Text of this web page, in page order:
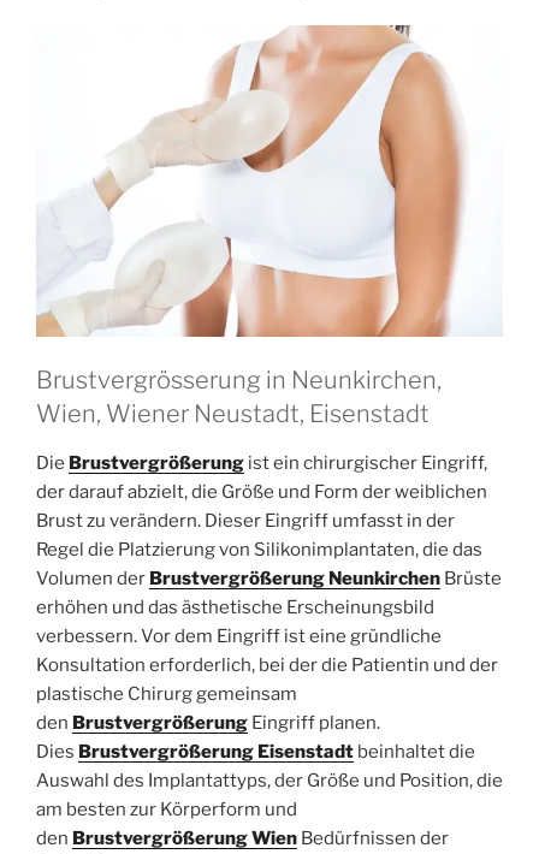
Brustvergrösserung in Neunkirchen,
Wien, Wiener Neustadt, Eisenstadt
Die Brustvergrößerung ist ein chirurgischer Eingriff,
der darauf abzielt, die Größe und Form der weiblichen
Brust zu verändern. Dieser Eingriff umfasst in der
Regel die Platzierung von Silikonimplantaten, die das
Volumen der Brustvergrößerung Neunkirchen Brüste
erhöhen und das ästhetische Erscheinungsbild
verbessern. Vor dem Eingriff ist eine gründliche
Konsultation erforderlich, bei der die Patientin und der
plastische Chirurg gemeinsam
den Brustvergrößerung Eingriff planen.
Dies Brustvergrößerung Eisenstadt beinhaltet die
Auswahl des Implantattyps, der Größe und Position, die
am besten zur Körperform und
den Brustvergrößerung Wien Bedürfnissen der